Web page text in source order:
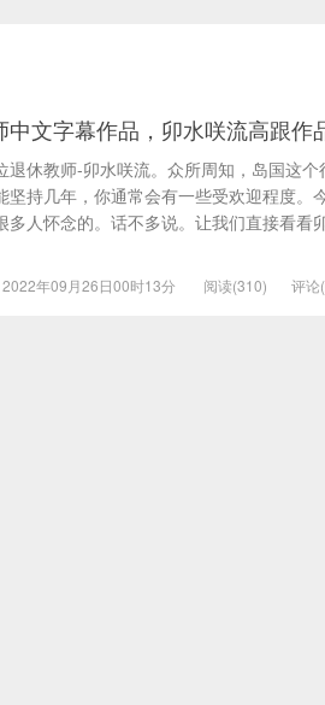
中文字幕作品，卯水咲流高跟作
休教师-卯水咲流。众所周知，岛国这个
坚持几年，你通常会有一些受欢迎程度。
多人怀念的。话不多说。让我们直接看看
年09月26日00时13分 阅读(310) 评论